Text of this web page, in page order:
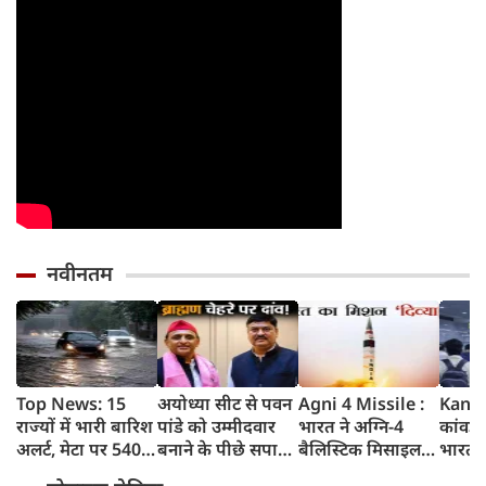
नवीनतम
Top News: 15
राज्यों में भारी बारिश
अलर्ट, मेटा पर 5400
अयोध्या सीट से पवन
पांडे को उम्मीदवार
बनाने के पीछे सपा
Agni 4 Missile :
भारत ने अग्नि-4
बैलिस्टिक मिसाइल
कांवड़
भारत